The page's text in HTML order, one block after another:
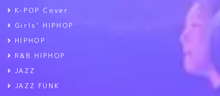
K-POP Cover
Girls’ HIPHOP
HIPHOP
R&B HIPHOP
JAZZ
JAZZ FUNK